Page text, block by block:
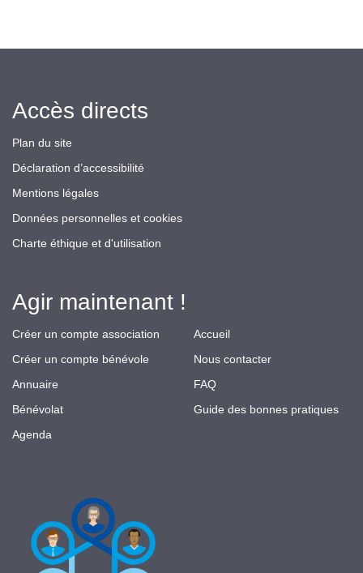
Accès directs
Plan du site
Déclaration d’accessibilité
Mentions légales
Données personnelles et cookies
Charte éthique et d'utilisation
Agir maintenant !
Créer un compte association
Créer un compte bénévole
Annuaire
Bénévolat
Agenda
Accueil
Nous contacter
FAQ
Guide des bonnes pratiques